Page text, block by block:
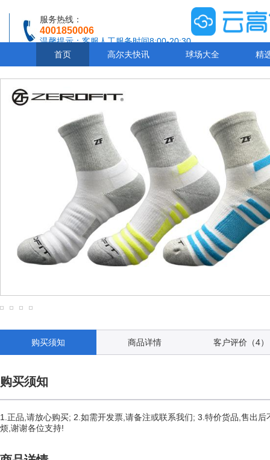
服务热线：
4001850006
温馨提示：客服人工服务时间8:00-20:30
首页
高尔夫快讯 球场大全 精
购买须知 商品详情 客户评价（4）
购买须知
1.正品,请放心购买; 2.如需开发票,请备注或联系我们; 3.特价货品,售出
烦,谢谢各位支持!